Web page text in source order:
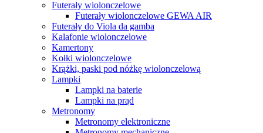
Futerały wiolonczelowe
Futerały wiolonczelowe GEWA AIR
Futerały do Viola da gamba
Kalafonie wiolonczelowe
Kamertony
Kołki wiolonczelowe
Krążki, paski pod nóżkę wiolonczelową
Lampki
Lampki na baterie
Lampki na prąd
Metronomy
Metronomy elektroniczne